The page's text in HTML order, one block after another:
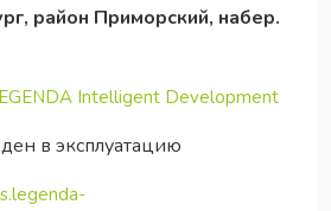
район Приморский, набер.
Intelligent Development
в эксплуатацию